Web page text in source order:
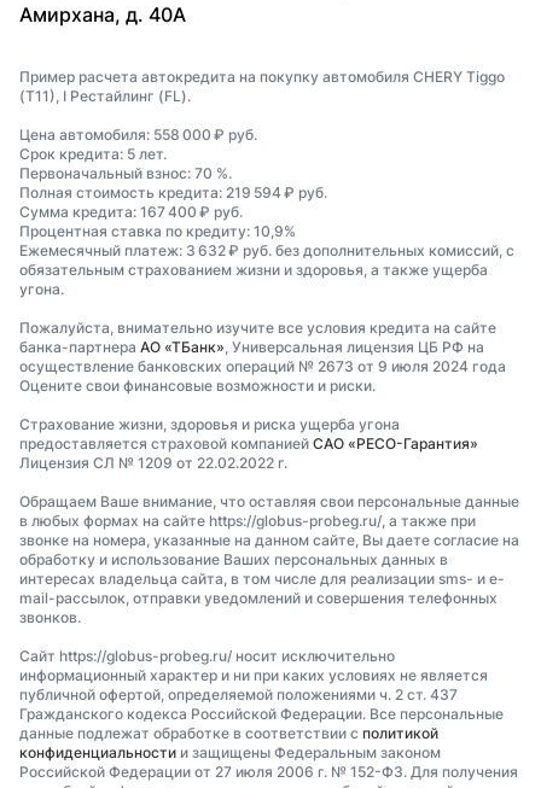
Амирхана, д. 40А
Пример расчета автокредита на покупку автомобиля CHERY Tiggo
(T11), I Рестайлинг (FL).
Цена автомобиля: 558 000 ₽ руб.
Срок кредита: 5 лет.
Первоначальный взнос: 70 %.
Полная стоимость кредита: 219 594 ₽ руб.
Сумма кредита: 167 400 ₽ руб.
Процентная ставка по кредиту: 10,9%
Ежемесячный платеж: 3 632 ₽ руб. без дополнительных комиссий, с
обязательным страхованием жизни и здоровья, а также ущерба
угона.
Пожалуйста, внимательно изучите все условия кредита на сайте
банка-партнера АО «ТБанк», Универсальная лицензия ЦБ РФ на
осуществление банковских операций № 2673 от 9 июля 2024 года
Оцените свои финансовые возможности и риски.
Страхование жизни, здоровья и риска ущерба угона
предоставляется страховой компанией САО «РЕСО-Гарантия»
Лицензия СЛ № 1209 от 22.02.2022 г.
Обращаем Ваше внимание, что оставляя свои персональные данные
в любых формах на сайте https://globus-probeg.ru/, а также при
звонке на номера, указанные на данном сайте, Вы даете согласие на
обработку и использование Ваших персональных данных в
интересах владельца сайта, в том числе для реализации sms- и e-
mail-рассылок, отправки уведомлений и совершения телефонных
звонков.
Сайт https://globus-probeg.ru/ носит исключительно
информационный характер и ни при каких условиях не является
публичной офертой, определяемой положениями ч. 2 ст. 437
Гражданского кодекса Российской Федерации. Все персональные
данные подлежат обработке в соответствии с политикой
конфиденциальности и защищены Федеральным законом
Российской Федерации от 27 июля 2006 г. № 152-ФЗ. Для получения